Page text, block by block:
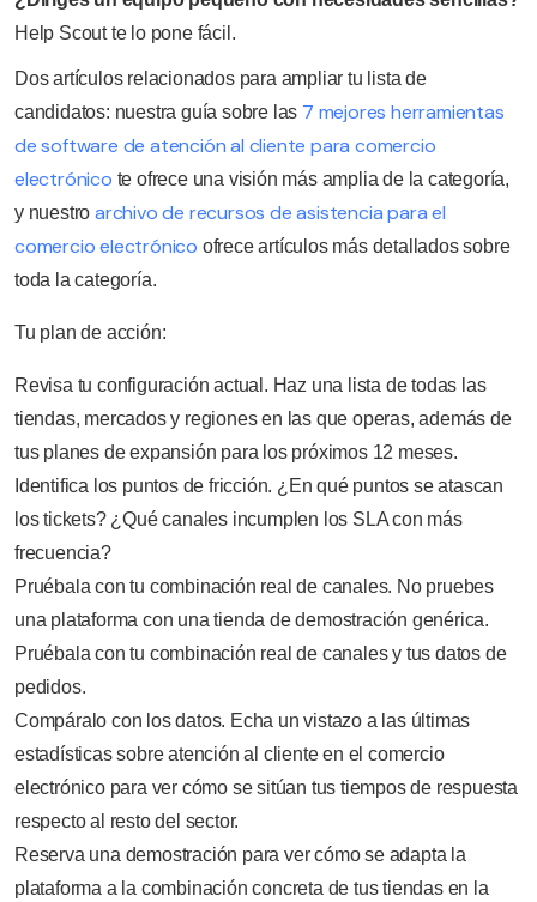
Help Scout te lo pone fácil.
Dos artículos relacionados para ampliar tu lista de
candidatos: nuestra guía sobre las 7 mejores herramientas
de software de atención al cliente para comercio
electrónico te ofrece una visión más amplia de la categoría,
y nuestro archivo de recursos de asistencia para el
comercio electrónico ofrece artículos más detallados sobre
toda la categoría.
Tu plan de acción:
Revisa tu configuración actual. Haz una lista de todas las
tiendas, mercados y regiones en las que operas, además de
tus planes de expansión para los próximos 12 meses.
Identifica los puntos de fricción. ¿En qué puntos se atascan
los tickets? ¿Qué canales incumplen los SLA con más
frecuencia?
Pruébala con tu combinación real de canales. No pruebes
una plataforma con una tienda de demostración genérica.
Pruébala con tu combinación real de canales y tus datos de
pedidos.
Compáralo con los datos. Echa un vistazo a las últimas
estadísticas sobre atención al cliente en el comercio
electrónico para ver cómo se sitúan tus tiempos de respuesta
respecto al resto del sector.
Reserva una demostración para ver cómo se adapta la
plataforma a la combinación concreta de tus tiendas en la